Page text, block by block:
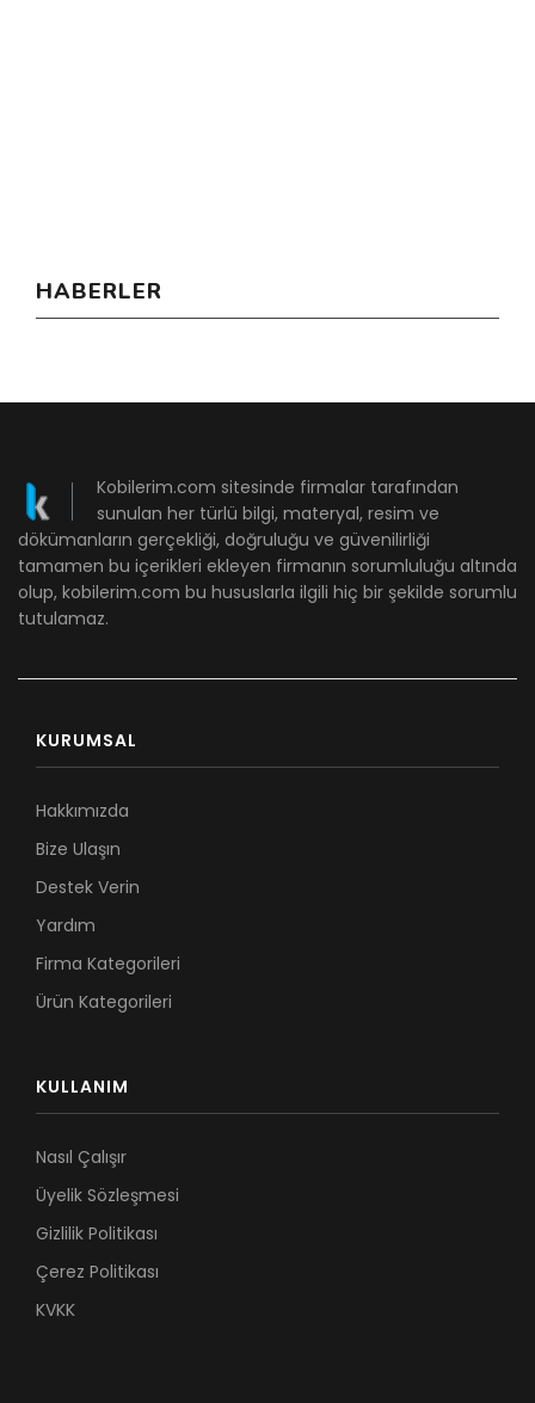
HABERLER
Kobilerim.com sitesinde firmalar tarafından
sunulan her türlü bilgi, materyal, resim ve
dökümanların gerçekliği, doğruluğu ve güvenilirliği
tamamen bu içerikleri ekleyen firmanın sorumluluğu altında
olup, kobilerim.com bu hususlarla ilgili hiç bir şekilde sorumlu
tutulamaz.
KURUMSAL
Hakkımızda
Bize Ulaşın
Destek Verin
Yardım
Firma Kategorileri
Ürün Kategorileri
KULLANIM
Nasıl Çalışır
Üyelik Sözleşmesi
Gizlilik Politikası
Çerez Politikası
KVKK